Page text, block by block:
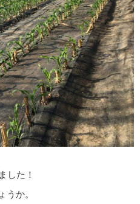
した！
うか。